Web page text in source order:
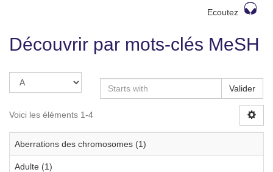
Ecoutez
Découvrir par mots-clés MeSH
Valider
Voici les éléments 1-4
Aberrations des chromosomes (1)
Adulte (1)